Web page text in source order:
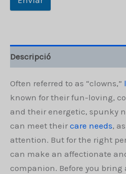
Descripció
Often referred to as “clowns,”
known for their fun-loving,
and their energetic, spunky
can meet their care needs,
attention. But for the right
can make an affectionate
companion. Before you